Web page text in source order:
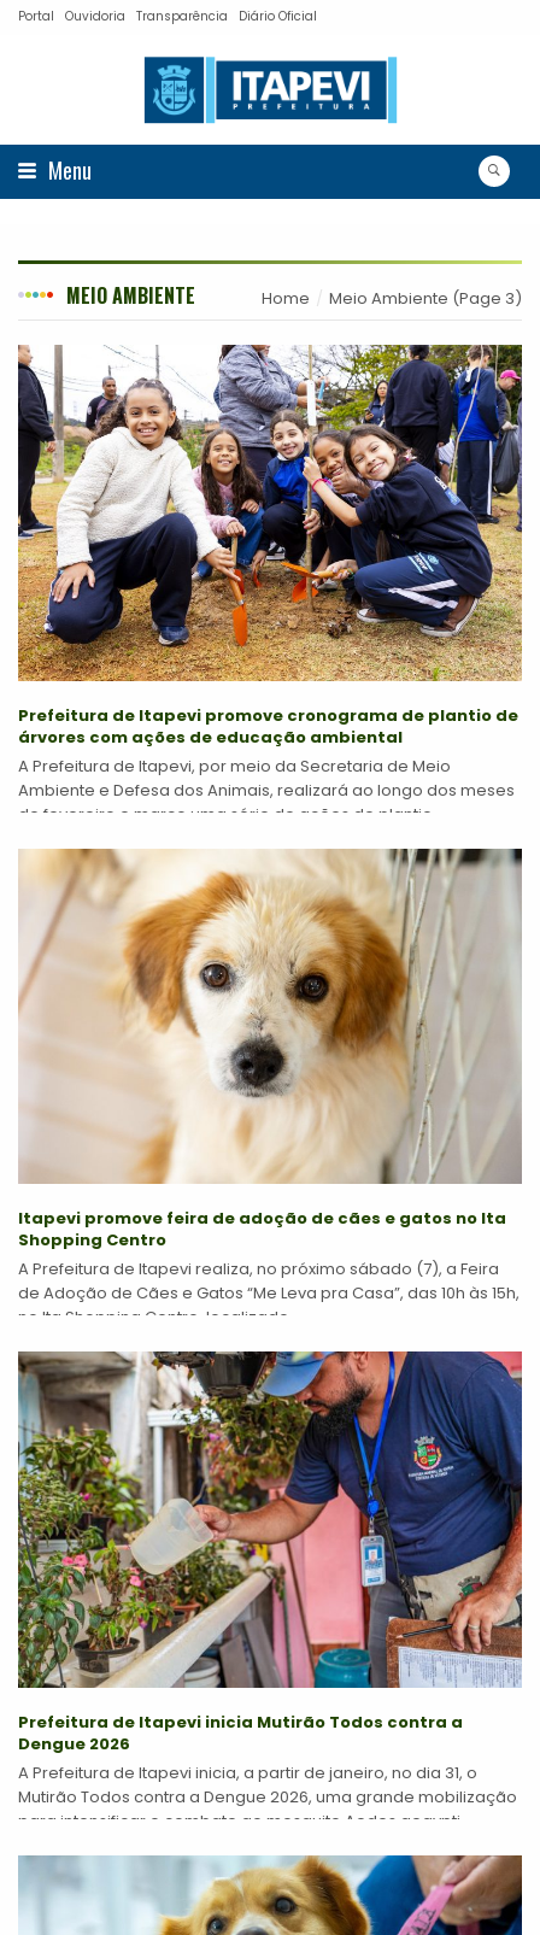
Portal Ouvidoria Transparência Diário Oficial
Menu
MEIO AMBIENTE Home Meio Ambiente (Page 3)
Prefeitura de Itapevi promove cronograma de plantio de
árvores com ações de educação ambiental
A Prefeitura de Itapevi, por meio da Secretaria de Meio
Ambiente e Defesa dos Animais, realizará ao longo dos meses
de fevereiro e março uma série de ações de plantio...
Itapevi promove feira de adoção de cães e gatos no Ita
Shopping Centro
A Prefeitura de Itapevi realiza, no próximo sábado (7), a Feira
de Adoção de Cães e Gatos “Me Leva pra Casa”, das 10h às 15h,
no Ita Shopping Centro, localizado...
Prefeitura de Itapevi inicia Mutirão Todos contra a
Dengue 2026
A Prefeitura de Itapevi inicia, a partir de janeiro, no dia 31, o
Mutirão Todos contra a Dengue 2026, uma grande mobilização
para intensificar o combate ao mosquito Aedes aegypti,...